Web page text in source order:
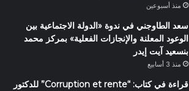
منذ أسبوعين
سعد الطاوجني في ندوة «الدولة الاجتماعية بين
الوعود المعلنة والإنجازات الفعلية» بمركز محمد
بنسعيد آيت إيدر
منذ 3 أسابيع
قراءة في كتاب: “Corruption et rente” للدكتور